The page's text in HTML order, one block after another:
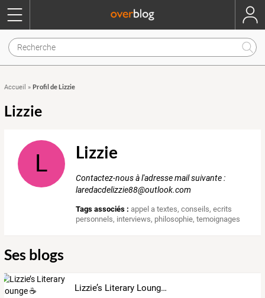
Accueil » Profil de Lizzie
Lizzie
L Lizzie
Contactez-nous à l'adresse mail suivante :
laredacdelizzie88@outlook.com
Tags associés : appel a textes,conseils,ecrits
personnels, interviews, philosophie,temoignages
Ses blogs
Lizzie’s Literary Lounge ☕